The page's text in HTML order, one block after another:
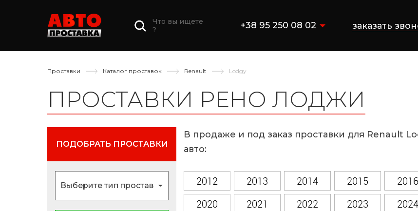
Что вы ищете
?
+38 95 250 08 02 заказать
Проставки Каталог проставок Renault Lodgy
ПРОСТАВКИ РЕНО ЛОДЖИ
ПОДОБРАТЬ ПРОСТАВКИ
В продаже и под заказ проставки для Renault
авто:
2012 2013 2014 2015 2016
2020
2021 2022 2023 2024